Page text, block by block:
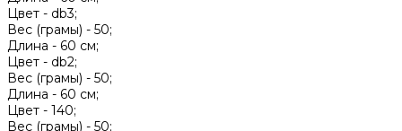
Цвет - db3;
Вес (грамы) - 50;
Длина - 60 см;
Цвет - db2;
Вес (грамы) - 50;
Длина - 60 см;
Цвет - 140;
Вес (грамы) - 50;